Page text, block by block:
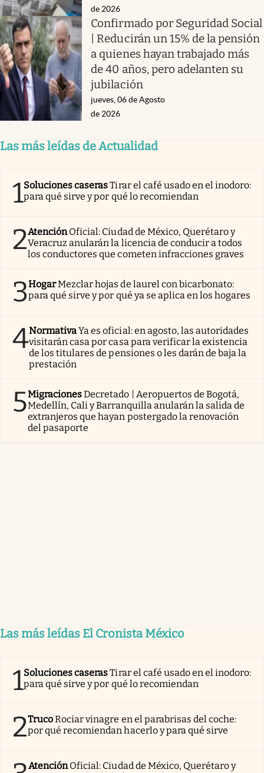
de 2026
Confirmado por Seguridad Social
| Reducirán un 15% de la pensión
a quienes hayan trabajado más
de 40 años, pero adelanten su
jubilación
jueves, 06 de Agosto
de 2026
Las más leídas de Actualidad
1Soluciones caserasTirar el café usado en el inodoro:
para qué sirve y por qué lo recomiendan
2AtenciónOficial: Ciudad de México, Querétaro y
Veracruz anularán la licencia de conducir a todos
los conductores que cometen infracciones graves
3HogarMezclar hojas de laurel con bicarbonato:
para qué sirve y por qué ya se aplica en los hogares
4NormativaYa es oficial: en agosto, las autoridades
visitarán casa por casa para verificar la existencia
de los titulares de pensiones o les darán de baja la
prestación
5MigracionesDecretado | Aeropuertos de Bogotá,
Medellín, Cali y Barranquilla anularán la salida de
extranjeros que hayan postergado la renovación
del pasaporte
Las más leídas El Cronista México
1Soluciones caserasTirar el café usado en el inodoro:
para qué sirve y por qué lo recomiendan
2TrucoRociar vinagre en el parabrisas del coche:
por qué recomiendan hacerlo y para qué sirve
AtenciónOficial: Ciudad de México, Querétaro y